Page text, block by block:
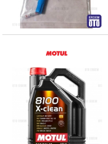
Ürünler
Banka
Kategoriler
Renault
Yedek